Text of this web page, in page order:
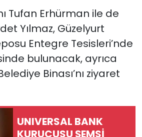
Tufan Erhürman ile de
Yılmaz, Güzelyurt
Entegre Tesisleri’nde
bulunacak, ayrıca
Binası’nı ziyaret
UNIVERSAL BANK
KURUCUSU ŞEMSİ